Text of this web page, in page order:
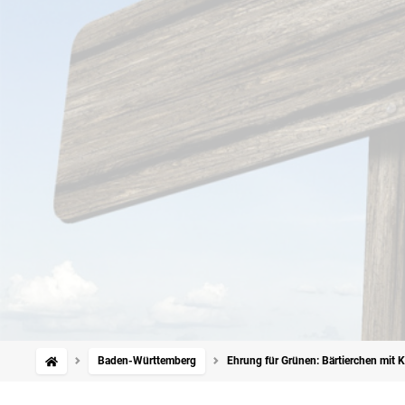
Baden-Württemberg Ehrung für Grünen: Bärtierchen mit